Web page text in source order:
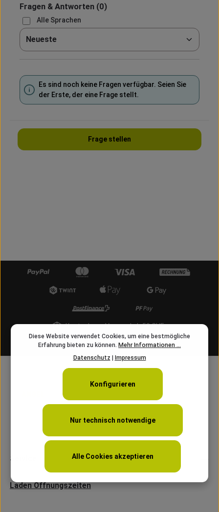
Fragen & Antworten (0)
Alle Sprachen
Sortieren nach
Es sind noch keine Fragen verfügbar. Seien Sie
der Erste, der eine Frage stellt.
Frage stellen
Kostenloser Versand ab 50 CHF
info@angelschnur.ch
Service
Laden Öffnungszeiten
Diese Website verwendet Cookies, um eine bestmögliche
Erfahrung bieten zu können. Mehr Informationen ...
Datenschutz | Impressum
Nur technisch notwendige
Konfigurieren
Alle Cookies akzeptieren